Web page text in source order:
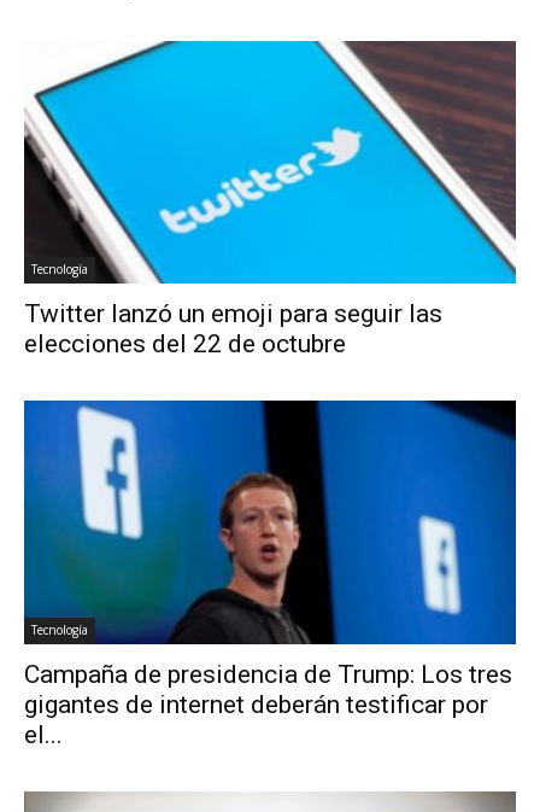
Tecnología
Twitter lanzó un emoji para seguir las
elecciones del 22 de octubre
Tecnología
Campaña de presidencia de Trump: Los tres
gigantes de internet deberán testificar por
el...